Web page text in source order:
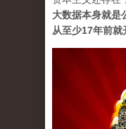
大数据本身就是
从至少17年前就